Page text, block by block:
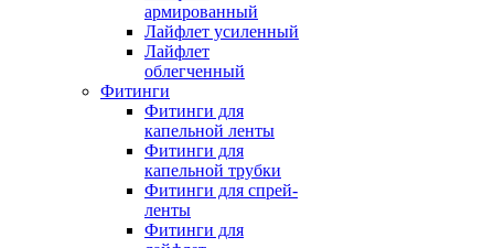
армированный
Лайфлет усиленный
Лайфлет
облегченный
Фитинги
Фитинги для
капельной ленты
Фитинги для
капельной трубки
Фитинги для спрей-
ленты
Фитинги для